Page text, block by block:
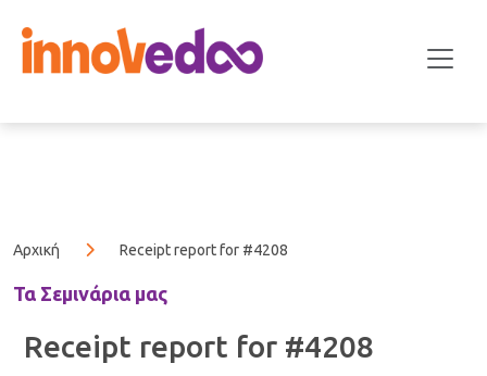
Αρχική Receipt report for #4208
Τα Σεμινάρια μας
Receipt report for #4208